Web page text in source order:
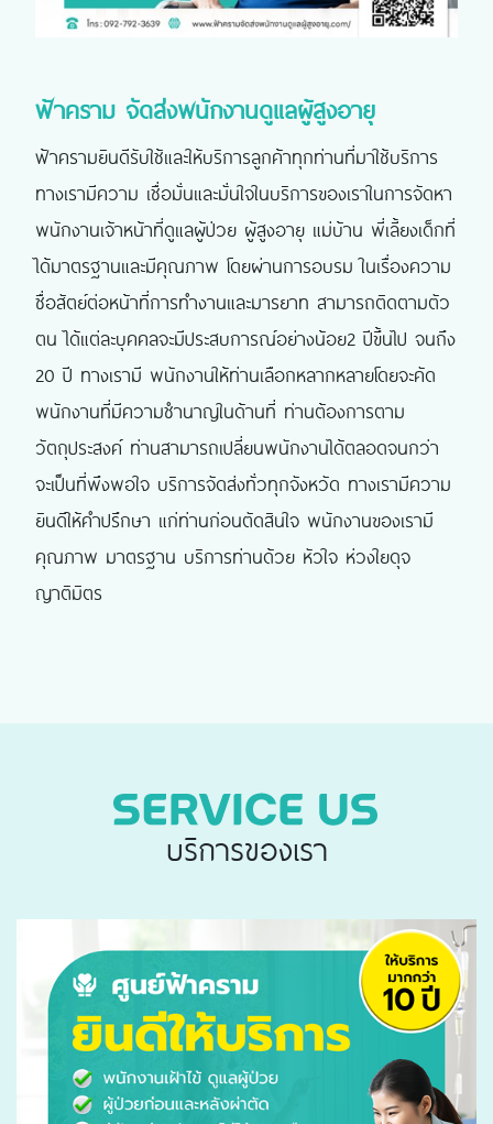
ฟ้าคราม จัดส่งพนักงานดูแลผู้สูงอายุ
ฟ้าครามยินดีรับใช้และให้บริการลูกค้าทุกท่านที่มาใช้บริการ
ทางเรามีความ เชื่อมั่นและมั่นใจในบริการของเราในการจัดหา
พนักงานเจ้าหน้าที่ดูแลผู้ป่วย ผู้สูงอายุ แม่บ้าน พี่เลี้ยงเด็กที่
ได้มาตรฐานและมีคุณภาพ โดยผ่านการอบรม ในเรื่องความ
ซื่อสัตย์ต่อหน้าที่การทำงานและมารยาท สามารถติดตามตัว
ตน ได้แต่ละบุคคลจะมีประสบการณ์อย่างน้อย2 ปีขึ้นไป จนถึง
20 ปี ทางเรามี พนักงานให้ท่านเลือกหลากหลายโดยจะคัด
พนักงานที่มีความชำนาญในด้านที่ ท่านต้องการตาม
วัตถุประสงค์ ท่านสามารถเปลี่ยนพนักงานได้ตลอดจนกว่า
จะเป็นที่พึงพอใจ บริการจัดส่งทั่วทุกจังหวัด ทางเรามีความ
ยินดีให้คำปรึกษา แก่ท่านก่อนตัดสินใจ พนักงานของเรามี
คุณภาพ มาตรฐาน บริการท่านด้วย หัวใจ ห่วงใยดุจ
ญาติมิตร
บริการของเรา